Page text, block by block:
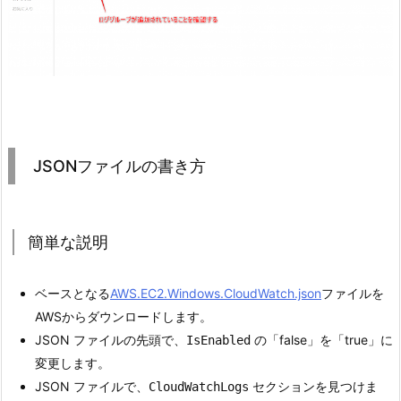
JSONファイルの書き方
簡単な説明
ベースとなるAWS.EC2.Windows.CloudWatch.jsonファイルを
AWSからダウンロードします。
JSON ファイルの先頭で、 IsEnabled の「false」を「true」に
変更します。
JSON ファイルで、 CloudWatchLogs セクションを見つけま